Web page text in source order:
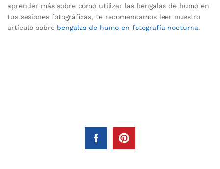
aprender más sobre cómo utilizar las bengalas de humo en
tus sesiones fotográficas, te recomendamos leer nuestro
artículo sobre bengalas de humo en fotografía nocturna.